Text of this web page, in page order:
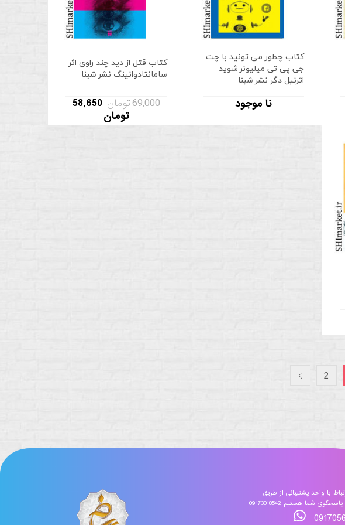
کتاب چطور می تونید با چت
جی پی تی میلیونر شوید
اثرنیل دگر نشر شبنا
نا موجود
کتاب قتل از دید چند راوی اثر
سامانتادوانینگ نشر شبنا
69,000 تومان
58,650
تومان
2
با واحد پشتیبانی از طریق
شما هستیم 09173018542